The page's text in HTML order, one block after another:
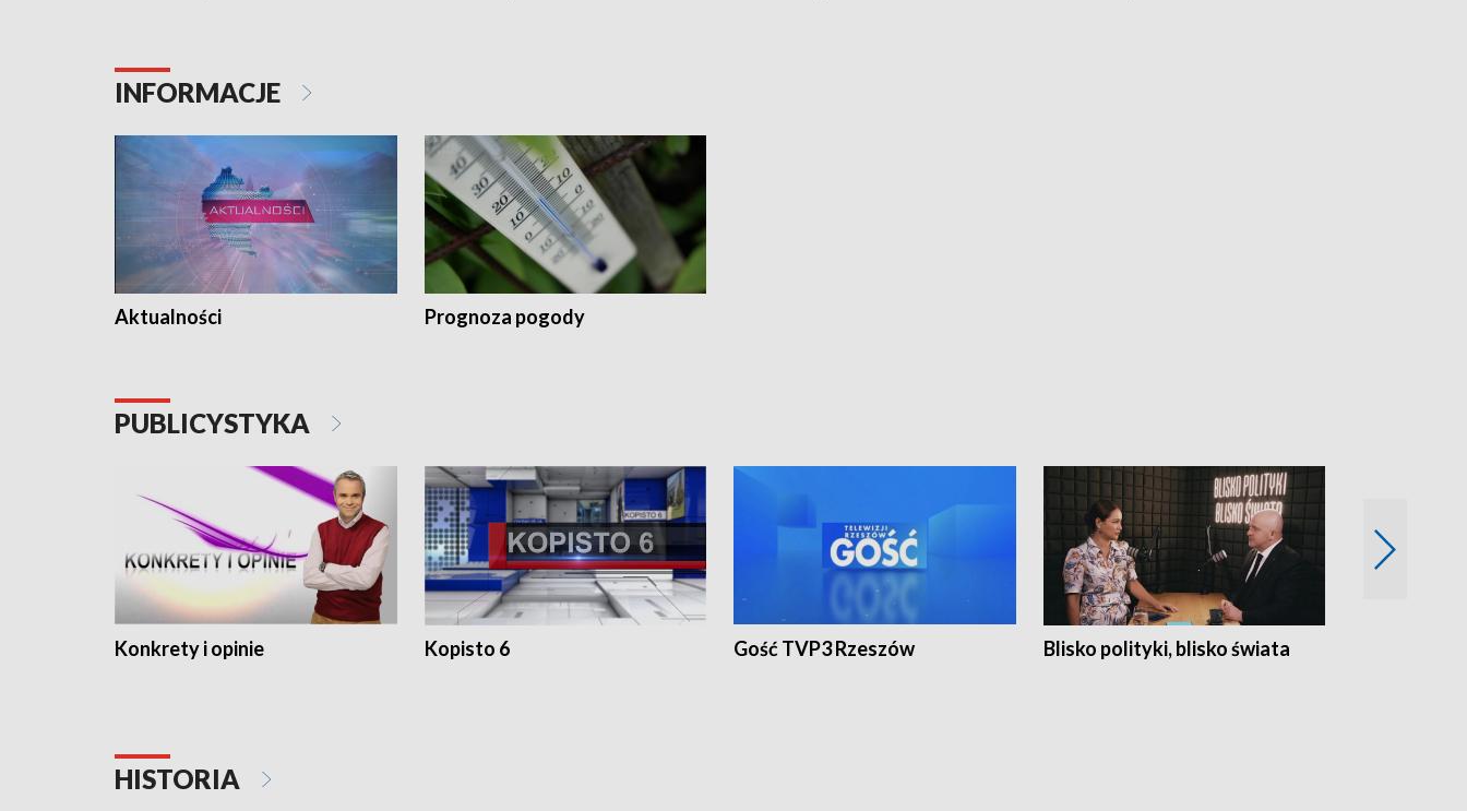
INFORMACJE
Aktualności Prognoza pogody
PUBLICYSTYKA
Konkrety i opinie Kopisto 6 Gość TVP3 Rzeszów Blisko polityki, blisko świata
HISTORIA